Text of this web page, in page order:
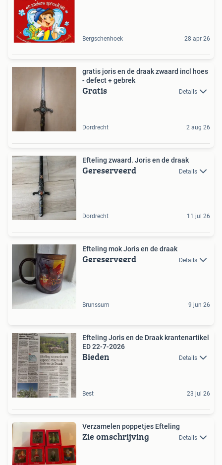
Bergschenhoek 28 apr 26
gratis joris en de draak zwaard incl hoes
- defect + gebrek
Gratis Details
Dordrecht 2 aug 26
Efteling zwaard. Joris en de draak
Gereserveerd Details
Dordrecht 11 jul 26
Efteling mok Joris en de draak
Gereserveerd Details
Brunssum 9 jun 26
Efteling Joris en de Draak krantenartikel
ED 22-7-2026
Bieden Details
Best 23 jul 26
Verzamelen poppetjes Efteling
Zie omschrijving Details